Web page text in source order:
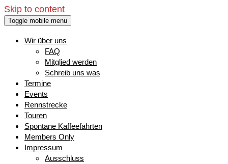
Skip to content
Toggle mobile menu
Wir über uns
FAQ
Mitglied werden
Schreib uns was
Termine
Events
Rennstrecke
Touren
Spontane Kaffeefahrten
Members Only
Impressum
Ausschluss